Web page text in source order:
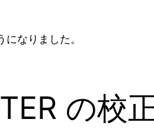
なりました。
の校